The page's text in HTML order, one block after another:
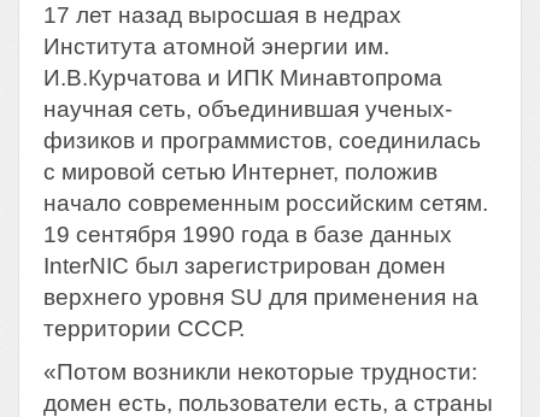
17 лет назад выросшая в недрах
Института атомной энергии им.
И.В.Курчатова и ИПК Минавтопрома
научная сеть, объединившая ученых-
физиков и программистов, соединилась
с мировой сетью Интернет, положив
начало современным российским сетям.
19 сентября 1990 года в базе данных
InterNIC был зарегистрирован домен
верхнего уровня SU для применения на
территории СССР.
«Потом возникли некоторые трудности:
домен есть, пользователи есть, а страны